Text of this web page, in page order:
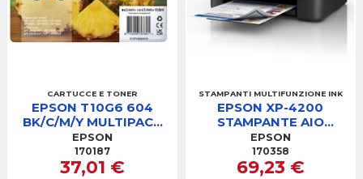
CARTUCCE E TONER
EPSON T10G6 604
BK/C/M/Y MULTIPACK
CARTUCCE
EPSON
170187
37,01 €
STAMPANTI MULTIFUNZIONE INK
EPSON XP-4200
STAMPANTE AIO
INKJET 3IN1
WIFI/FRONTERETRO/
EPSON
170358
69,23 €